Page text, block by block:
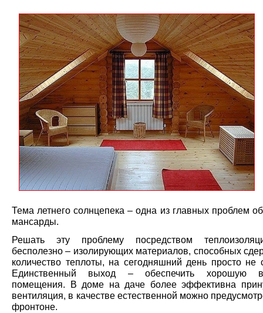
Тема летнего солнцепека – одна из главных проблем
мансарды.
Решать эту проблему посредством
бесполезно – изолирующих материалов, способных
количество теплоты, на сегодняшний день просто не
Единственный выход – обеспечить хорошую
помещения. В доме на даче более эффективна
вентиляция, в качестве естественной можно
фронтоне.